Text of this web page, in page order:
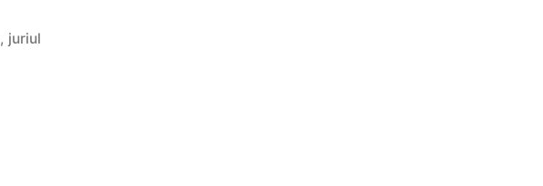
, juriul